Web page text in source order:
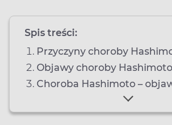
Spis treści:
Przyczyny choroby
Objawy choroby Hashimoto
Choroba Hashimoto –